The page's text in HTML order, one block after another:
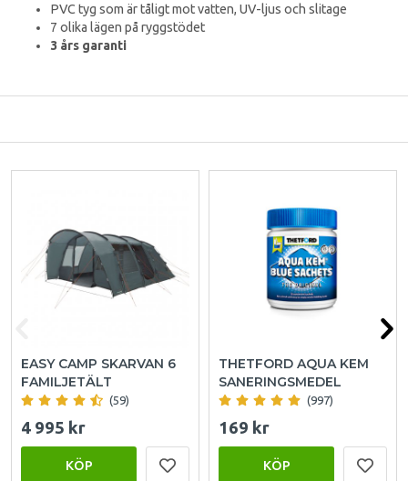
PVC tyg som är tåligt mot vatten, UV-ljus och slitage
7 olika lägen på ryggstödet
3 års garanti
EASY CAMP SKARVAN 6
FAMILJETÄLT
(59)
4 995 kr
KÖP
THETFORD AQUA KEM
SANERINGSMEDEL
(997)
169 kr
KÖP